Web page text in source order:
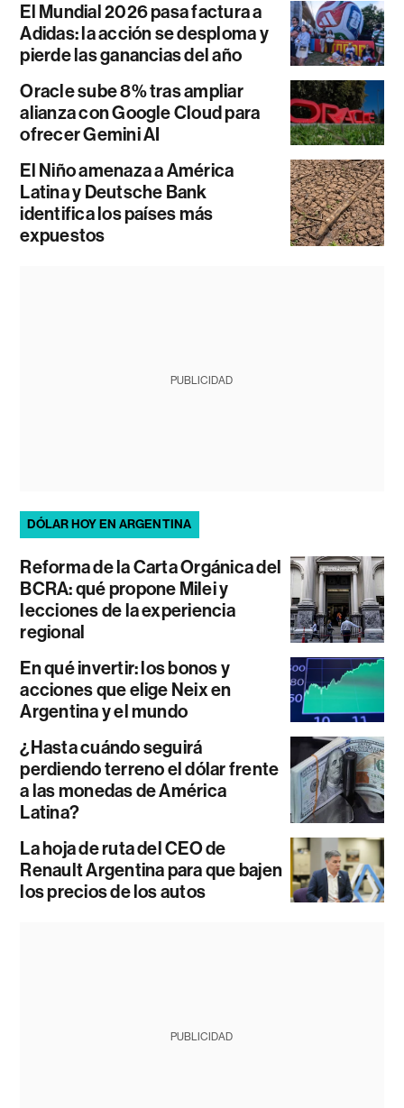
El Mundial 2026 pasa factura a
Adidas: la acción se desploma y
pierde las ganancias del año
Oracle sube 8% tras ampliar
alianza con Google Cloud para
ofrecer Gemini AI
El Niño amenaza a América
Latina y Deutsche Bank
identifica los países más
expuestos
PUBLICIDAD
DÓLAR HOY EN ARGENTINA
Reforma de la Carta Orgánica del
BCRA: qué propone Milei y
lecciones de la experiencia
regional
En qué invertir: los bonos y
acciones que elige Neix en
Argentina y el mundo
¿Hasta cuándo seguirá
perdiendo terreno el dólar frente
a las monedas de América
Latina?
La hoja de ruta del CEO de
Renault Argentina para que bajen
los precios de los autos
PUBLICIDAD